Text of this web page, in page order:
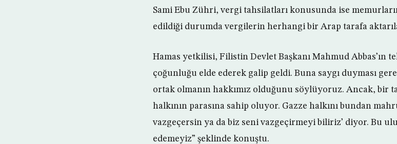
Sami Ebu Zühri, vergi tahsilatları konusunda ise
edildiği durumda vergilerin herhangi bir Arap tarafa
Hamas yetkilisi, Filistin Devlet Başkanı Mahmud Abbas’ın
çoğunluğu elde ederek galip geldi. Buna saygı duyması
ortak olmanın hakkımız olduğunu söylüyoruz. Ancak, bir
halkının parasına sahip oluyor. Gazze halkını bundan
vazgeçersin ya da biz seni vazgeçirmeyi biliriz’ diyor. Bu
edemeyiz” şeklinde konuştu.